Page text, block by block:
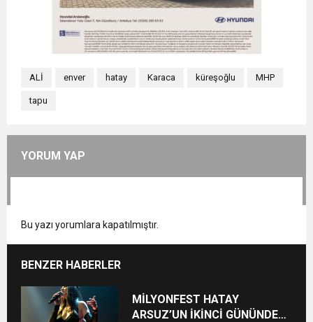
ALİ enver hatay Karaca küreşoğlu MHP
tapu
YORUM YAP
Bu yazı yorumlara kapatılmıştır.
BENZER HABERLER
MİLYONFEST HATAY
ARSUZ’UN İKİNCİ GÜNÜNDE